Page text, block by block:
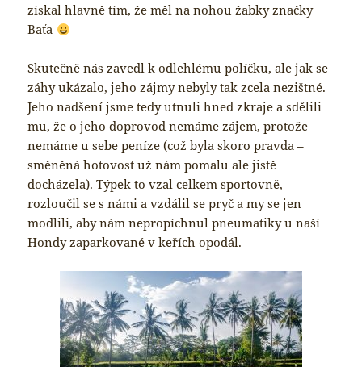
získal hlavně tím, že měl na nohou žabky značky
Baťa
Skutečně nás zavedl k odlehlému políčku, ale jak se
záhy ukázalo, jeho zájmy nebyly tak zcela nezištné.
Jeho nadšení jsme tedy utnuli hned zkraje a sdělili
mu, že o jeho doprovod nemáme zájem, protože
nemáme u sebe peníze (což byla skoro pravda –
směněná hotovost už nám pomalu ale jistě
docházela). Týpek to vzal celkem sportovně,
rozloučil se s námi a vzdálil se pryč a my se jen
modlili, aby nám nepropíchnul pneumatiky u naší
Hondy zaparkované v keřích opodál.